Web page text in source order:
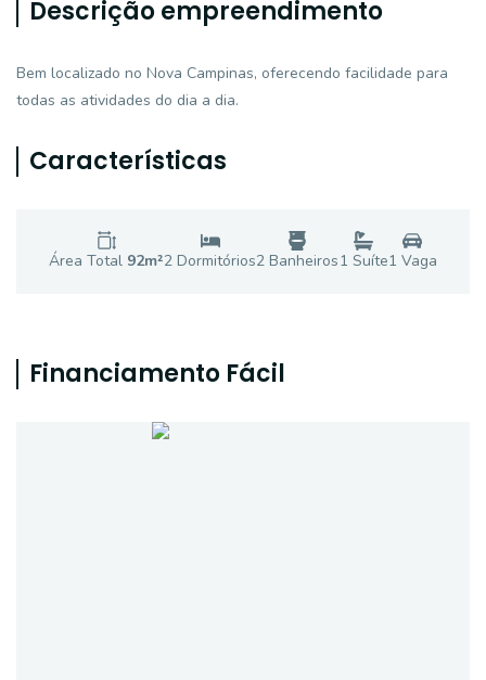
Descrição empreendimento
Bem localizado no Nova Campinas, oferecendo facilidade para
todas as atividades do dia a dia.
Características
Área Total 92m²2 Dormitórios2 Banheiros1 Suíte1 Vaga
Financiamento Fácil